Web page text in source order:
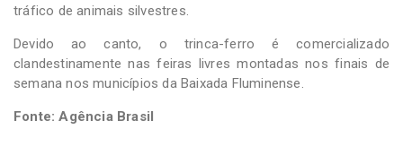
tráfico de animais silvestres.
Devido ao canto, o trinca-ferro é comercializado
clandestinamente nas feiras livres montadas nos finais de
semana nos municípios da Baixada Fluminense.
Fonte: Agência Brasil